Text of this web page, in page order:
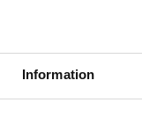
Information
hellävaraisen